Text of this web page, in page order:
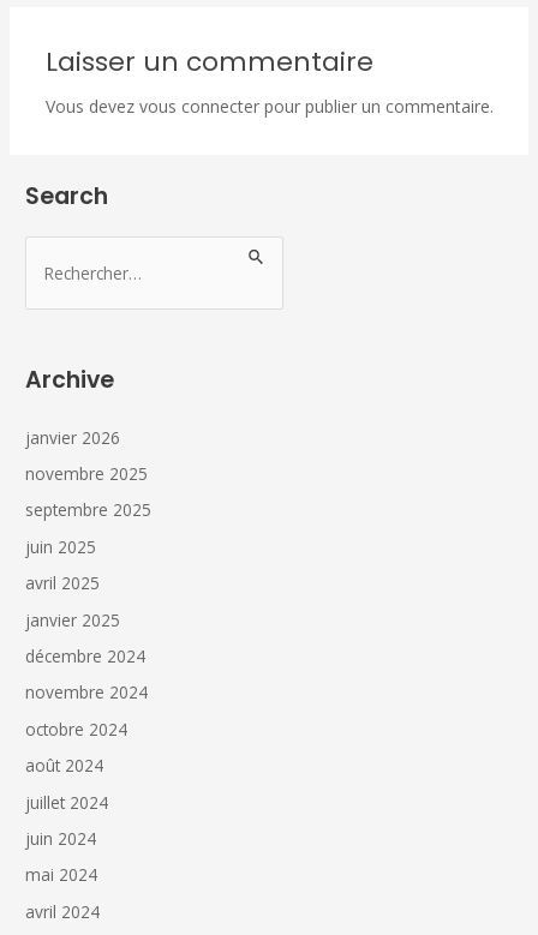
Laisser un commentaire
Vous devez vous connecterpour publier un commentaire.
Search
Archive
janvier 2026
novembre 2025
septembre 2025
juin 2025
avril 2025
janvier 2025
décembre 2024
novembre 2024
octobre 2024
août 2024
juillet 2024
juin 2024
mai 2024
avril 2024